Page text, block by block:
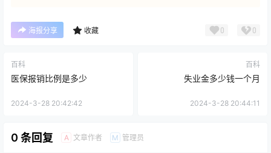
海报分享 收藏 0 0
百科
医保报销比例是多少
2024-3-28 20:42:42
百科
失业金多少钱一个月
2024-3-28 20:44:11
0 条回复 A 文章作者 M 管理员